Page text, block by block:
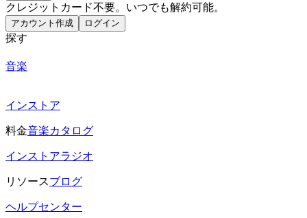
クレジットカード不要。いつでも解約可能。
アカウント作成 ログイン
探す
音楽
インストア
料金音楽カタログ
インストアラジオ
リソースブログ
ヘルプセンター